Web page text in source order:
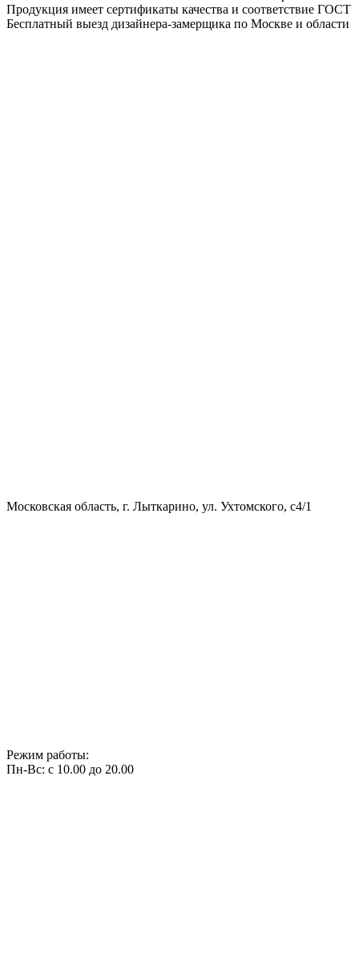
Продукция имеет сертификаты качества и соответствие ГОСТ
Бесплатный выезд дизайнера-замерщика по Москве и области
Московская область, г. Лыткарино, ул. Ухтомского, с4/1
Режим работы:
Пн-Вс: с 10.00 до 20.00